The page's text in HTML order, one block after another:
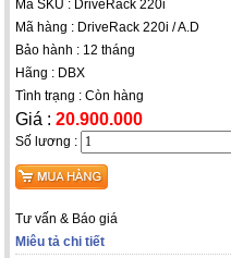
Mã SKU : DriveRack 220i
Mã hàng : DriveRack 220i / A.D
Bảo hành : 12 tháng
Hãng : DBX
Tình trạng : Còn hàng
Giá :20.900.000
Số lương :
Tư vấn & Báo giá
Miêu tả chi tiết